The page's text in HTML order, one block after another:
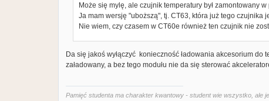
Może się mylę, ale czujnik temperatury był zamontowany
Ja mam wersję "uboższą", tj. CT63, która już tego
Nie wiem, czy czasem w CT60e również ten czujnik nie
Da się jakoś wyłączyć konieczność ładowania akcesorium
załadowany, a bez tego modułu nie da się sterować
Pamięć studenta ma charakter kwantowy - student wie wszystko, ale